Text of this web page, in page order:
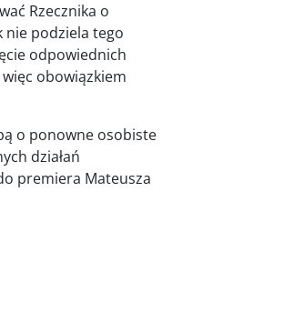
Rzecznika o
nie podziela tego
odpowiednich
obowiązkiem
o ponowne osobiste
działań
premiera Mateusza